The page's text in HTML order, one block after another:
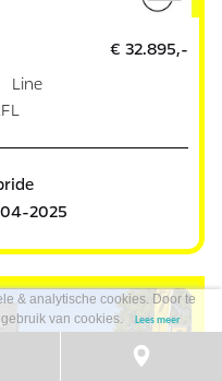
€ 32.895,-
2025
& analytische cookies. Door te
van cookies.
Lees meer